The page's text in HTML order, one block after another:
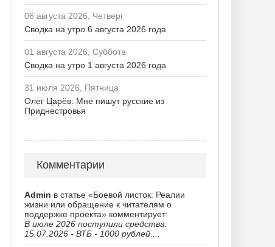
06 августа 2026, Четверг
Сводка на утро 6 августа 2026 года
01 августа 2026, Суббота
Сводка на утро 1 августа 2026 года
31 июля 2026, Пятница
Олег Царёв: Мне пишут русские из
Приднестровья
Комментарии
Admin в статье «Боевой листок: Реалии
жизни или обращение к читателям о
поддержке проекта» комментирует:
В июле 2026 поступили средства:
15.07.2026 - ВТБ - 1000 рублей....